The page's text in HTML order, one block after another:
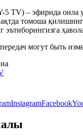
TV) – эфирида оила
томоша
эътиборингизга
могут быть
InstagramFacebook